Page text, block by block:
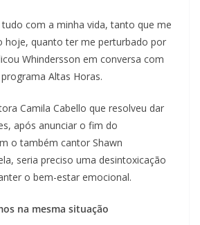
tudo com a minha vida, tanto que me
hoje, quanto ter me perturbado por
Whindersson em conversa com
Altas Horas.
Camila Cabello que resolveu dar
após anunciar o fim do
o também cantor Shawn
seria preciso uma desintoxicação
o bem-estar emocional.
na mesma situação